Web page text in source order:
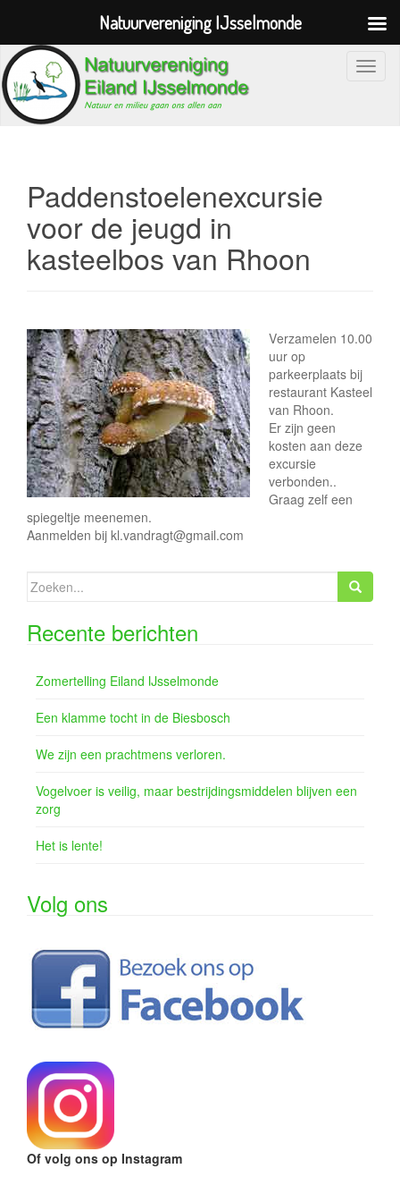
S
a
e
Paddenstoelenexcursie
voor de jeugd in
kasteelbos van Rhoon
Verzamelen 10.00
uur op
parkeerplaats bij
restaurant Kasteel
van Rhoon.
Er zijn geen
kosten aan deze
excursie
verbonden..
Graag zelf een
spiegeltje meenemen.
Aanmelden bij kl.vandragt@gmail.com
Zoeken
naar:
Recente berichten
Zomertelling Eiland IJsselmonde
Een klamme tocht in de Biesbosch
We zijn een prachtmens verloren.
Vogelvoer is veilig, maar bestrijdingsmiddelen blijven een
zorg
Het is lente!
Volg ons
Of volg ons op Instagram
Natuurvereniging IJsselmonde